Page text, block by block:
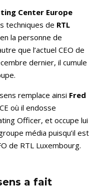
Center Europe
techniques de RTL
la personne de
que l’actuel CEO de
dernier, il cumule
remplace ainsi Fred
où il endosse
Officer, et occupe lui
média puisqu’il est
de RTL Luxembourg.
a fait